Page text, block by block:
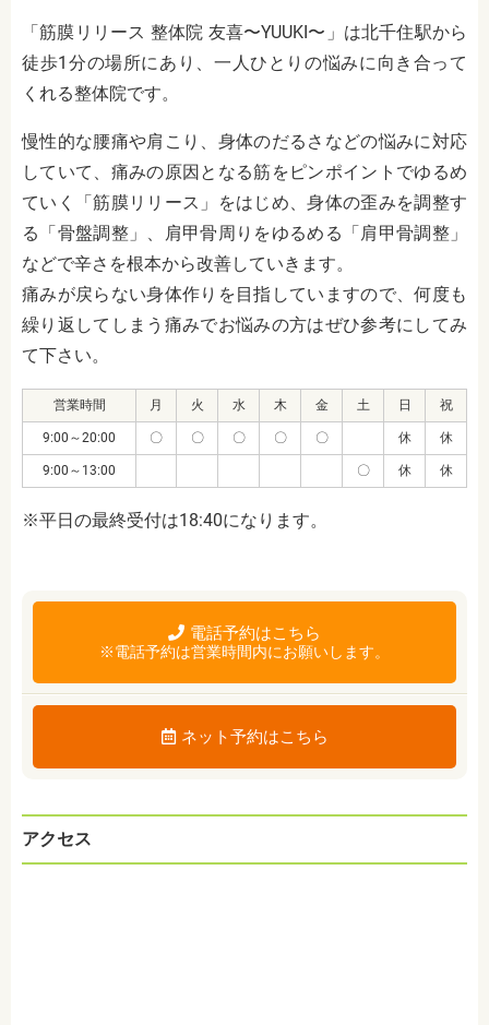
「筋膜リリース 整体院 友喜〜YUUKI〜」は北千住駅から
徒歩1分の場所にあり、一人ひとりの悩みに向き合って
くれる整体院です。
慢性的な腰痛や肩こり、身体のだるさなどの悩みに対応
していて、痛みの原因となる筋をピンポイントでゆるめ
ていく「筋膜リリース」をはじめ、身体の歪みを調整す
る「骨盤調整」、肩甲骨周りをゆるめる「肩甲骨調整」
などで辛さを根本から改善していきます。
痛みが戻らない身体作りを目指していますので、何度も
繰り返してしまう痛みでお悩みの方はぜひ参考にしてみ
て下さい。
営業時間 月 火 水 木 金 土 日 祝
9:00～20:00 〇 〇 〇 〇 〇 休 休
9:00～13:00 〇 休 休
※平日の最終受付は18:40になります。
電話予約はこちら
※電話予約は営業時間内にお願いします。
ネット予約はこちら
アクセス